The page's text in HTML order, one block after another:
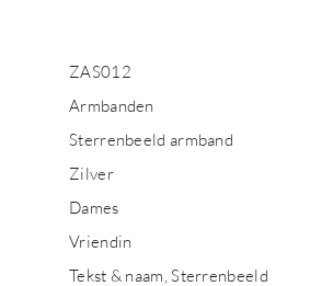
ZAS012
Armbanden
Sterrenbeeld armband
Zilver
Dames
Vriendin
Tekst & naam, Sterrenbeeld